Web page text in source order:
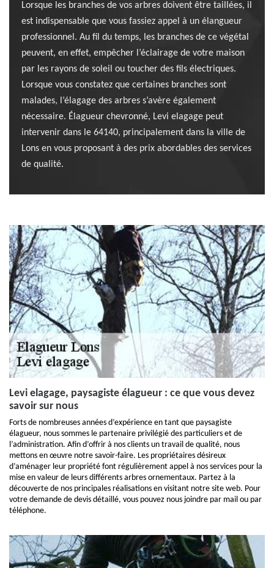
Lorsque les branches de vos arbres doivent être taillées, il
est indispensable que vous fassiez appel à un élangueur
professionnel. Au fil du temps, les branches de ce végétal
peuvent, en effet, empêcher l’éclairage de votre maison
par les rayons de soleil ou toucher des fils électriques.
Lorsque vous constatez que certaines branches sont
malades, l’élagage des arbres s’avère également
nécessaire. Élagueur chevronné, Levi elagage peut
intervenir dans le 64140, principalement dans la ville de
Lons en vous proposant à des prix abordables des services
de qualité.
Levi elagage, paysagiste élagueur : ce que vous devez
savoir sur nous
Forts de nombreuses années d’expérience en tant que paysagiste
élagueur, nous sommes le partenaire privilégié des particuliers et de
l’administration. Afin d’offrir à nos clients un travail de qualité, nous
mettons en œuvre notre savoir-faire. Les propriétaires désireux
d’aménager leur propriété font régulièrement appel à nos services pour la
mise en valeur de leurs différents arbres ornementaux. Partez à la
découverte de nos principales réalisations en visitant notre site web. Pour
votre demande de devis détaillé, vous pouvez nous joindre par mail ou par
téléphone.